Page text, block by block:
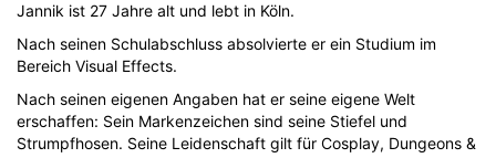
Jannik ist 27 Jahre alt und lebt in Köln.
Nach seinen Schulabschluss absolvierte er ein Studium im
Bereich Visual Effects.
Nach seinen eigenen Angaben hat er seine eigene Welt
erschaffen: Sein Markenzeichen sind seine Stiefel und
Strumpfhosen. Seine Leidenschaft gilt für Cosplay, Dungeons &